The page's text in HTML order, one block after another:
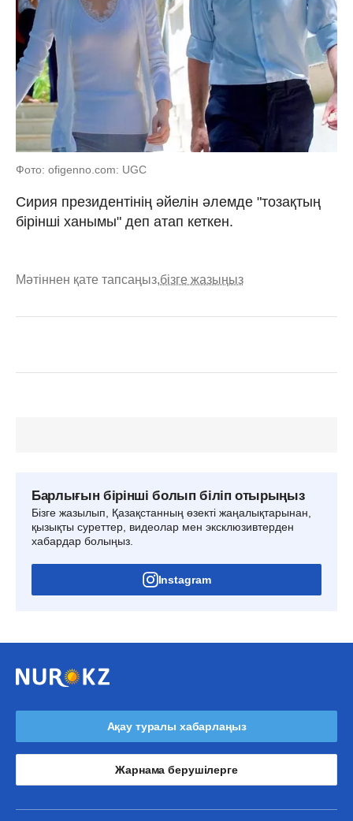
Фото: ofigenno.com: UGC
Сирия президентінің әйелін әлемде "тозақтың
бірінші ханымы" деп атап кеткен.
Мәтіннен қате тапсаңыз,бізге жазыңыз
Барлығын бірінші болып біліп отырыңыз
Бізге жазылып, Қазақстанның өзекті жаңалықтарынан,
қызықты суреттер, видеолар мен эксклюзивтерден
хабардар болыңыз.
Instagram
Ақау туралы хабарлаңыз
Жарнама берушілерге